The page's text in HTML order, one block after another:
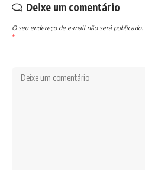
Deixe um comentário
O seu endereço de e-mail não será publicado.
*